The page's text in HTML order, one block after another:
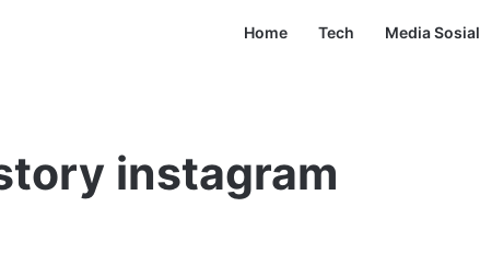
Home Tech Media Sosial
instagram